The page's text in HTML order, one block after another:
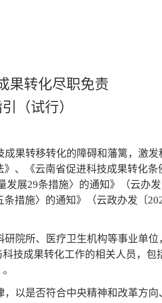
果转化尽职免责
（试行）
果转移转化的障碍和藩篱，激
、《云南省促进科技成果转化
发展29条措施〉的通知》（云办
措施〉的通知》（云政办发〔
院所、医疗卫生机构等事业单
技成果转化工作的相关人员，包
以是否符合中央精神和改革方